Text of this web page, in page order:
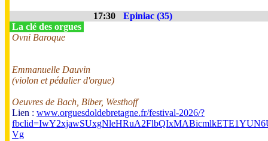
17:30
Epiniac (35)
La clé des orgues
Ovni Baroque
Emmanuelle Dauvin
(violon et pédalier d'orgue)
Oeuvres de Bach, Biber, Westhoff
Lien : www.orguesdoldebretagne.fr/festival-2026/?
Vg